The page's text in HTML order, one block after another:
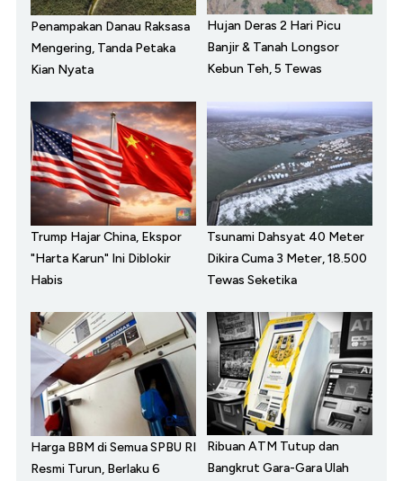
Penampakan Danau Raksasa
Mengering, Tanda Petaka
Kian Nyata
Hujan Deras 2 Hari Picu
Banjir & Tanah Longsor
Kebun Teh, 5 Tewas
Trump Hajar China, Ekspor
"Harta Karun" Ini Diblokir
Habis
Tsunami Dahsyat 40 Meter
Dikira Cuma 3 Meter, 18.500
Tewas Seketika
Harga BBM di Semua SPBU RI
Resmi Turun, Berlaku 6
Ribuan ATM Tutup dan
Bangkrut Gara-Gara Ulah